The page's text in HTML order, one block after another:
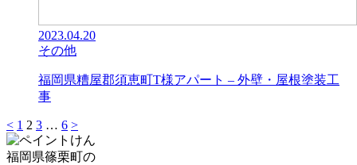
2023.04.20
その他
福岡県糟屋郡須恵町T様アパート – 外壁・屋根塗装工
事
< 1 2 3 … 6 >
福岡県篠栗町の